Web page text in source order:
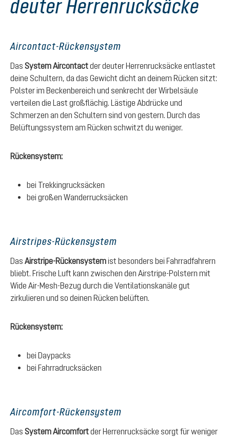
deuter Herrenrucksäcke
Aircontact-Rückensystem
Das System Aircontactder deuter Herrenrucksäcke entlastet
deine Schultern, da das Gewicht dicht an deinem Rücken sitzt:
Polster im Beckenbereich und senkrecht der Wirbelsäule
verteilen die Last großflächig. Lästige Abdrücke und
Schmerzen an den Schultern sind von gestern. Durch das
Belüftungssystem am Rücken schwitzt du weniger.
Rückensystem:
bei Trekkingrucksäcken
bei großen Wanderrucksäcken
Airstripes-Rückensystem
Das Airstripe-Rückensystemist besonders bei Fahrradfahrern
bliebt. Frische Luft kann zwischen den Airstripe-Polstern mit
Wide Air-Mesh-Bezug durch die Ventilationskanäle gut
zirkulieren und so deinen Rücken belüften.
Rückensystem:
bei Daypacks
bei Fahrradrucksäcken
Aircomfort-Rückensystem
Das System Aircomfortder Herrenrucksäcke sorgt für weniger